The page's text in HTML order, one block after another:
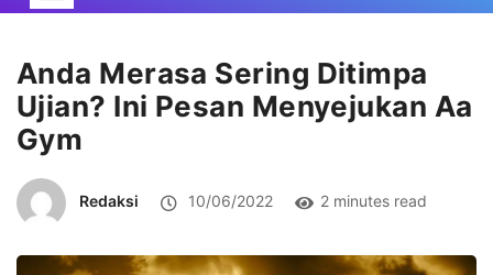
Anda Merasa Sering Ditimpa
Ujian? Ini Pesan Menyejukan Aa
Gym
Redaksi 10/06/2022 2 minutes read